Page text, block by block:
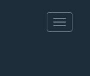
Toggle